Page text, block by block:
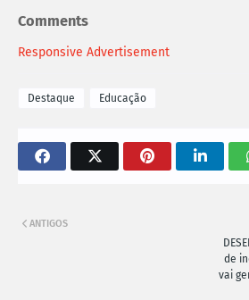
Comments
Responsive Advertisement
Destaque Educação
de
vai
ANTIGOS